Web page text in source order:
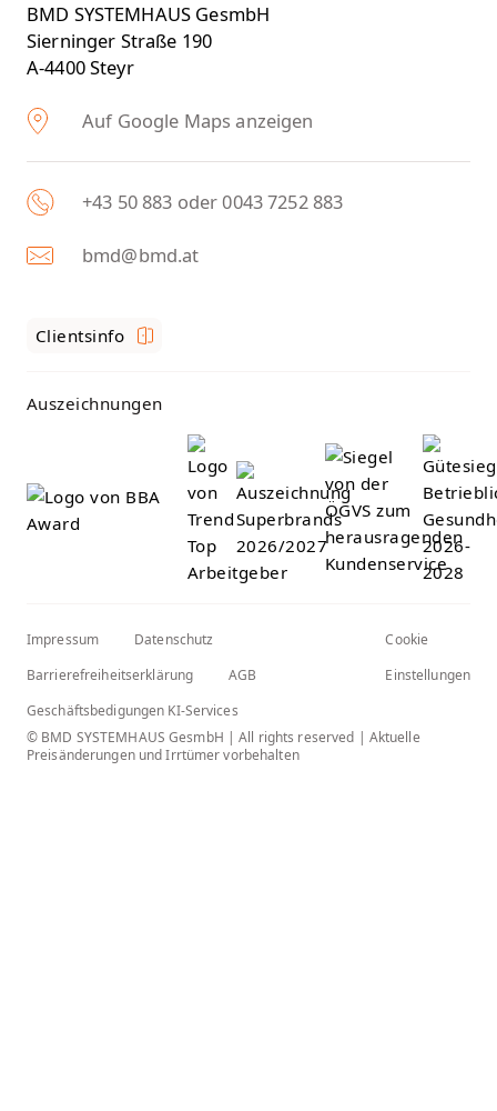
BMD SYSTEMHAUS GesmbH
Sierninger Straße 190
A-4400 Steyr
Auf Google Maps anzeigen
+43 50 883 oder 0043 7252 883
bmd@bmd.at
Clientsinfo
Auszeichnungen
Impressum
Datenschutz
Barrierefreiheitserklärung
AGB
Geschäftsbedigungen KI-Services
Cookie
Einstellungen
© BMD SYSTEMHAUS GesmbH | All rights reserved | Aktuelle
Preisänderungen und Irrtümer vorbehalten